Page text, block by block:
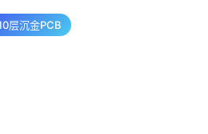
层沉金PCB